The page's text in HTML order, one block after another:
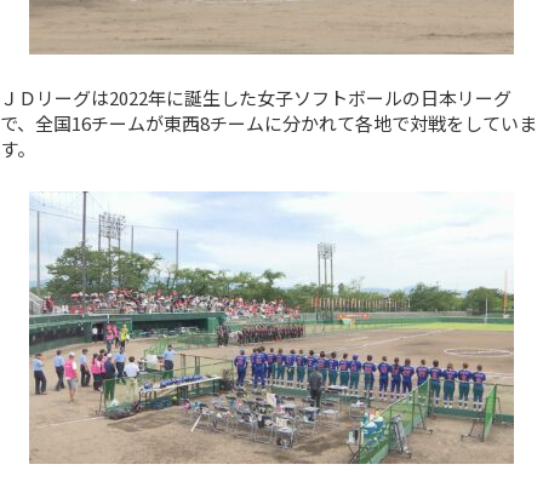
ＪＤリーグは2022年に誕生した女子ソフトボールの日本リーグ
で、全国16チームが東西8チームに分かれて各地で対戦をしていま
す。